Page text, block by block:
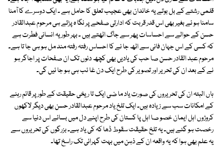
قلمی رشتے کے بل بوتے یہ خاندان بھی عجیب تعلق کا حامل ہے ۔ ایک دوسرے کا آمنا
سامنا ہو ئے بغیر بھی اس قدر قربت کہ ادارتی صفحے پر نگا ہ پڑتے ہی مرحوم عبدالقادر
حسن کے حوالے سے احساسات پھر سے جاگ اٹھتے ہیں ۔ بہر طور یہ انسانی فطرت ہے
کہ کسی کے اس جہان فانی سے اٹھ جا نے کا احساس رفتہ رفتہ مند مل ہو ہی جا تا ہے۔
مرحوم عبد القادر حسن صا حب کی یادیں بھی کچھ دنوں تک ان صفحات پر اجاگر ہو
نے کے بعد ان کی تحریر اور تصویر کی طرح ایک دن غا ئب ہی ہو جا ئیں گی۔
ہاں البتہ ان کی تحریروں کی صورت یاد ما ضی ایک تا ریخی حقیقت کے طور پر قائم رہنے
کے امکانات سب سے زیادہ ہیں۔ ایک تلخ یاد مرحوم عبدالقادر حسن بھی دیگر لاکھوں
کروڑوں اہل ایمان خصو صا اہل پا کستان کی طرح اپنے دل میں بسائے اس دنیا سے
رخصت ہو گئے ہیں۔ یہ تلخ حقیقت سقوط ڈھا کہ کی یاد ہے۔ بزرگوں کی تحریروں سے
یہ علم بھی ہوا کہ یہ واقعہ ان کے ذہن میں بہت گہرائی تک راسخ تھا۔